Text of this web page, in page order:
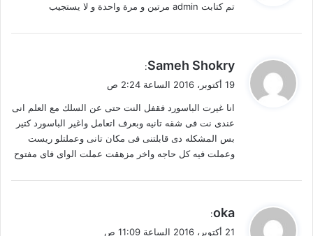
ل
تم كتابت admin مرتين و مرة واحدة و لا يستجيب
ي
ق
ل
Sameh Shokry
:
19 أكتوبر، 2016 الساعة 2:24 ص
انا غيرت الباسورد فقفل النت حتى عن السلك مع العلم انى
عندى نت فى شقه تانيه وبعرف اتعامل واغير الباسورد كتير
بس المشكله دى قابلتنى فى مكان تانى وعملتلو ريست
وعملت فيه كل حاجه واخر مزهقت عملت الواى فاى مفتوح
ي
ق
oka
:
21 أكتوبر، 2016 الساعة 11:09 ص